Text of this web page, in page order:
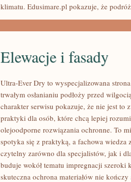
klimatu. Edusimare.pl pokazuje, że podróż
Elewacje i fasady
Ultra-Ever Dry to wyspecjalizowana
trwałym osłanianiu podłoży przed
charakter serwisu pokazuje, że nie jest to
praktyki dla osób, które chcą lepiej
olejoodporne rozwiązania ochronne. To
spotyka się z praktyką, a fachowa wiedza
czytelny zarówno dla specjalistów, jak i
buduje wokół tematu impregnacji szeroki
skuteczna ochrona materiałów nie